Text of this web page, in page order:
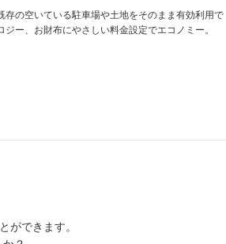
存の空いている駐車場や土地をそのまま有効利用で
ジー、お財布にやさしい料金設定でエコノミー。
ができます。